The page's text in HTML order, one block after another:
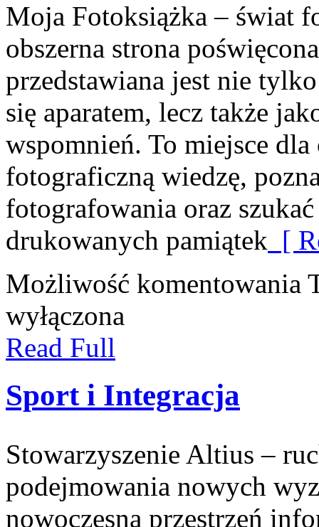
Moja Fotoksiążka – świat
obszerna strona
przedstawiana jest nie
się aparatem, lecz także
wspomnień. To miejsce dla
fotograficzną wiedzę,
fotografowania oraz
drukowanych pamiątek [
Możliwość komentowania
wyłączona
Read Full
Sport i Integracja
Stowarzyszenie Altius –
podejmowania nowych
nowoczesna przestrzeń